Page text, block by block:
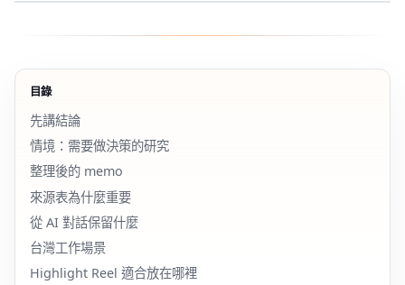
目錄
先講結論
情境：需要做決策的研究
整理後的 memo
來源表為什麼重要
從 AI 對話保留什麼
台灣工作場景
Highlight Reel 適合放在哪裡